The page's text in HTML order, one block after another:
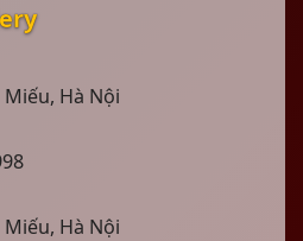
Miếu, Hà Nội
Miếu, Hà Nội